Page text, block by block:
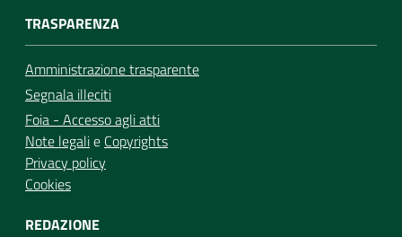
TRASPARENZA
Amministrazione trasparente
Segnala illeciti
Foia - Accesso agli atti
Note legalie Copyrights
Privacy policy
Cookies
REDAZIONE